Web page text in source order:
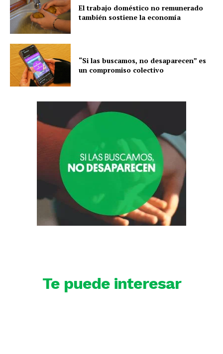
El trabajo doméstico no remunerado
también sostiene la economía
“Si las buscamos, no desaparecen” es
un compromiso colectivo
Te puede interesar